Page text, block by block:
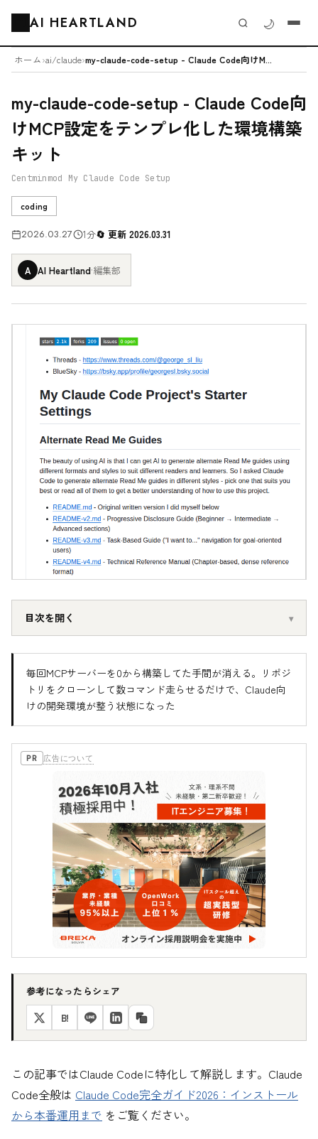
AI HEARTLAND 🌙
ホーム›ai/claude›my-claude-code-setup - Claude Code向けM...
my-claude-code-setup - Claude Code向
けMCP設定をテンプレ化した環境構築
キット
Centminmod My Claude Code Setup
coding
2026.03.27 1分 更新 2026.03.31
A AI Heartland·編集部
目次を開く
毎回MCPサーバーを0から構築してた手間が消える。リポジ
トリをクローンして数コマンド走らせるだけで、Claude向
けの開発環境が整う状態になった
PR 広告について
参考になったらシェア
B!
この記事ではClaude Codeに特化して解説します。Claude
Code全般は Claude Code完全ガイド2026：インストール
から本番運用まで をご覧ください。